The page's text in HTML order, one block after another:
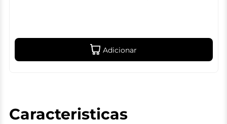
Adicionar
Caracteristicas